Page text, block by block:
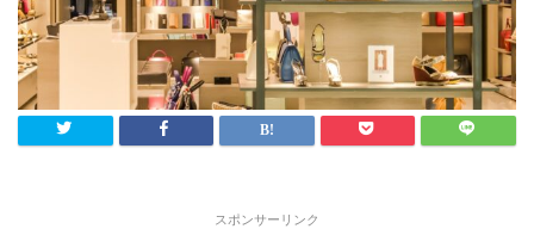
スポンサーリンク